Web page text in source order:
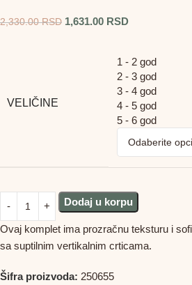
2,330.00RSD 1,631.00 RSD
VELIČINE
1 - 2 god
2 - 3 god
3 - 4 god
4 - 5 god
5 - 6 god
Dodaj u korpu
Ovaj komplet ima prozračnu teksturu i
sa suptilnim vertikalnim crticama.
Šifra proizvoda: 250655